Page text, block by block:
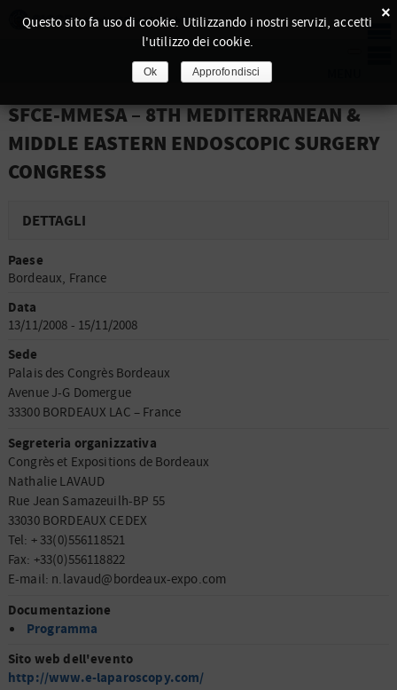
SFCE-MMESA – 8TH MEDITERRANEAN &
MIDDLE EASTERN ENDOSCOPIC SURGERY
CONGRESS
DETTAGLI
Paese
Bordeaux, France
Data
13/11/2008 - 15/11/2008
Sede
Palais des Congrès Bordeaux
Avenue J-G Domergue
33300 BORDEAUX LAC – France
Segreteria organizzativa
Congrès et Expositions de Bordeaux
Nathalie LAVAUD
Rue Jean Samazeuilh-BP 55
33030 BORDEAUX CEDEX
Tel: + 33(0)556118521
Fax: +33(0)556118822
E-mail: n.lavaud@bordeaux-expo.com
Documentazione
Programma
Sito web dell'evento
http://www.e-laparoscopy.com/
×
Questo sito fa uso di cookie. Utilizzando i nostri servizi, accetti
l'utilizzo dei cookie.
Ok Approfondisci